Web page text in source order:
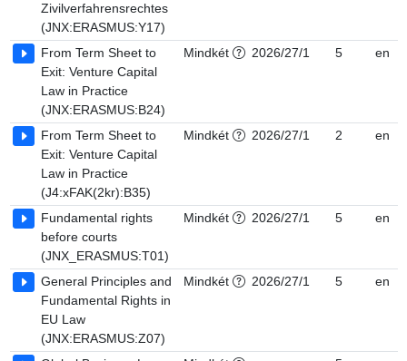
Zivilverfahrensrechtes
(JNX:ERASMUS:Y17)
From Term Sheet to
Exit: Venture Capital
Law in Practice
(JNX:ERASMUS:B24)
Mindkét 2026/27/1 5 en
From Term Sheet to
Exit: Venture Capital
Law in Practice
(J4:xFAK(2kr):B35)
Mindkét 2026/27/1 2 en
Fundamental rights
before courts
(JNX_ERASMUS:T01)
Mindkét 2026/27/1 5 en
General Principles and
Fundamental Rights in
EU Law
(JNX:ERASMUS:Z07)
Mindkét 2026/27/1 5 en